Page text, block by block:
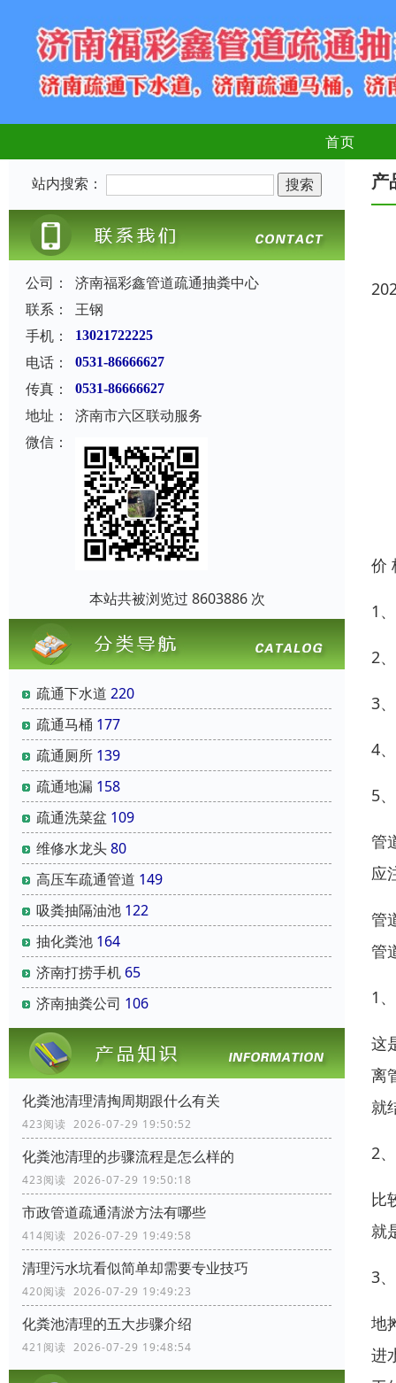
首页
站内搜索：
公司：
济南福彩鑫管道疏通抽粪中心
联系：
王钢
手机：
13021722225
电话： 0531-86666627
传真： 0531-86666627
地址：
济南市六区联动服务
微信：
本站共被浏览过 8603886 次
疏通下水道 220
疏通马桶 177
疏通厕所 139
疏通地漏 158
疏通洗菜盆 109
维修水龙头80
高压车疏通管道 149
吸粪抽隔油池 122
抽化粪池 164
济南打捞手机 65
济南抽粪公司 106
化粪池清理清掏周期跟什么有关
423阅读 2026-07-29 19:50:52
化粪池清理的步骤流程是怎么样的
423阅读 2026-07-29 19:50:18
市政管道疏通清淤方法有哪些
414阅读 2026-07-29 19:49:58
清理污水坑看似简单却需要专业技巧
420阅读 2026-07-29 19:49:23
化粪池清理的五大步骤介绍
421阅读 2026-07-29 19:48:54
产
价
1
2
3
4
5
管
应
管
管
1
这
离
就
2
比
就
3
地
进